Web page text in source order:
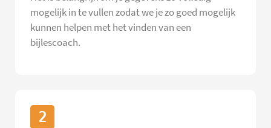
mogelijk in te vullen zodat we je zo goed mogelijk
kunnen helpen met het vinden van een
bijlescoach.
2